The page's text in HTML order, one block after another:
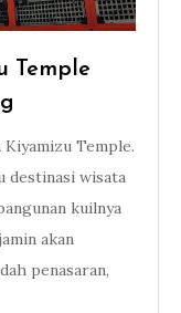
Temple
Temple.
destinasi wisata
kuilnya
akan
penasaran,